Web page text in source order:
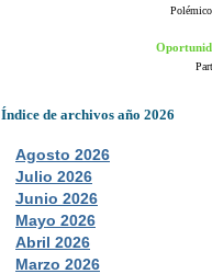
Índice de archivos año 2026
Agosto 2026
Julio 2026
Junio 2026
Mayo 2026
Abril 2026
Marzo 2026